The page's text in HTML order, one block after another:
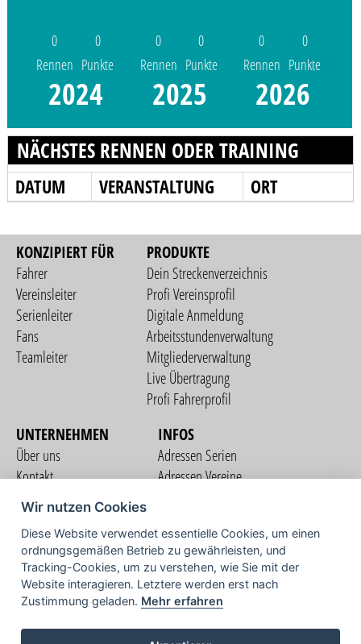
0
Rennen
0
Punkte
2024
0
Rennen
0
Punkte
2025
0
Rennen
0
Punkte
2026
NÄCHSTES RENNEN ODER TRAINING
DATUM VERANSTALTUNG ORT
KONZIPIERT FÜR
Fahrer
Vereinsleiter
Serienleiter
Fans
Teamleiter
PRODUKTE
Dein Streckenverzeichnis
Profi Vereinsprofil
Digitale Anmeldung
Arbeitsstundenverwaltung
Mitgliederverwaltung
Live Übertragung
Profi Fahrerprofil
UNTERNEHMEN
Über uns
Kontakt
Nutzungsbedingungen
Datenschutzerklärung
Impressum
INFOS
Adressen Serien
Adressen Vereine
COMMUNITY
TV
Wir nutzen Cookies
Diese Website verwendet essentielle Cookies, um einen
ordnungsgemäßen Betrieb zu gewährleisten, und
Tracking-Cookies, um zu verstehen, wie Sie mit der
Website interagieren. Letztere werden erst nach
Zustimmung geladen. Mehr erfahren